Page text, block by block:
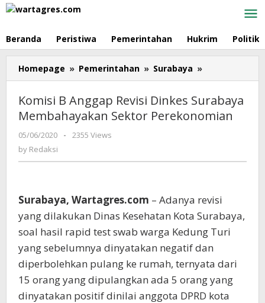
Skip
Beranda Peristiwa Pemerintahan Hukrim Politik
Homepage » Pemerintahan » Surabaya »
B
Anggap
Revisi
Dinkes
Komisi B Anggap Revisi Dinkes Surabaya
Membahayakan Sektor Perekonomian
05/06/2020
by
-
2355 Views
by Redaksi
Surabaya, Wartagres.com – Adanya revisi
yang dilakukan Dinas Kesehatan Kota Surabaya,
soal hasil rapid test swab warga Kedung Turi
yang sebelumnya dinyatakan negatif dan
diperbolehkan pulang ke rumah, ternyata dari
15 orang yang dipulangkan ada 5 orang yang
dinyatakan positif dinilai anggota DPRD kota